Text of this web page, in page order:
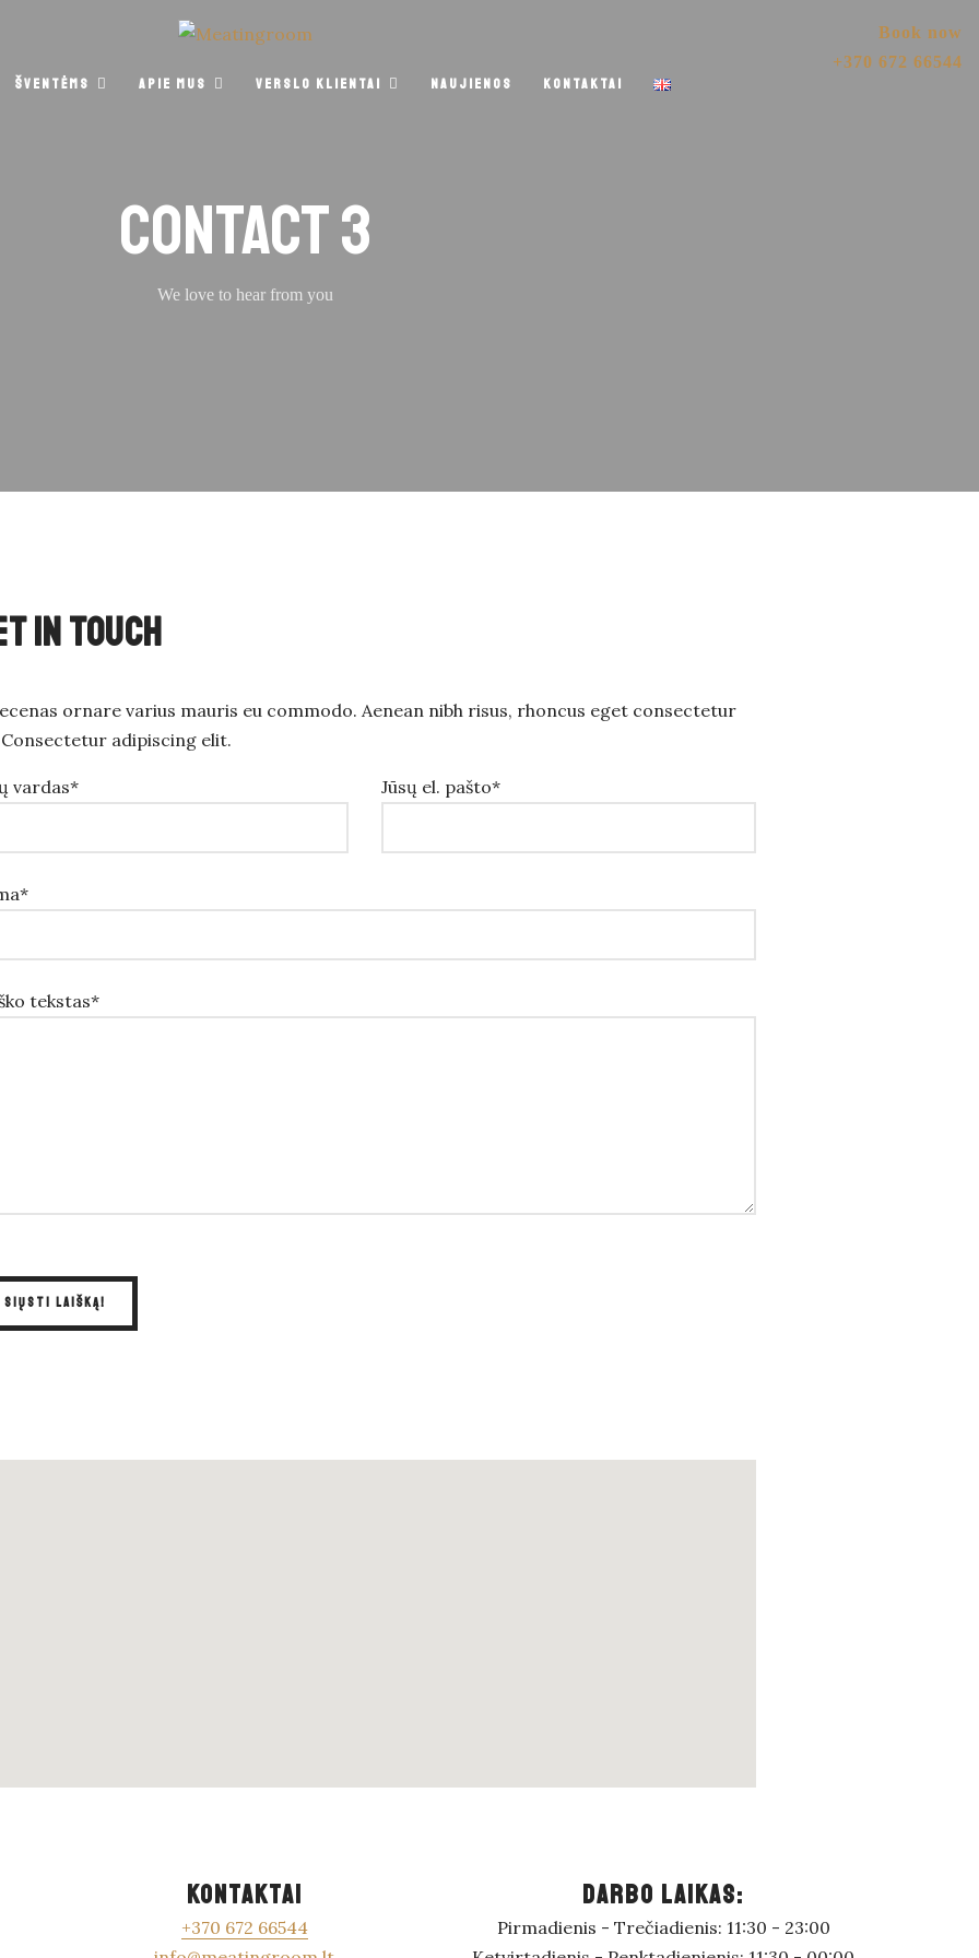
ŠVENTĖMS APIE MUS VERSLO KLIENTAI NAUJIENOS KONTAKTAI
Book now
+370 672 66544
CONTACT 3
We love to hear from you
IN TOUCH
ornare varius mauris eu commodo. Aenean nibh risus, rhoncus eget consectetur
adipiscing elit.
vardas* Jūsų el. pašto*
tekstas*
KONTAKTAI
+370 672 66544
DARBO LAIKAS:
Pirmadienis - Trečiadienis: 11:30 - 23:00